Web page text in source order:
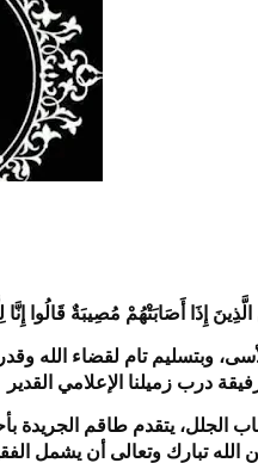
إِذَا أَصَابَتْهُمْ مُصِيبَةٌ قَالُوا إِنَّا
وبتسليم تام لقضاء الله
درب زميلنا الإعلامي
الجلل، يتقدم طاقم الجريدة
الله تبارك وتعالى أن يشمل